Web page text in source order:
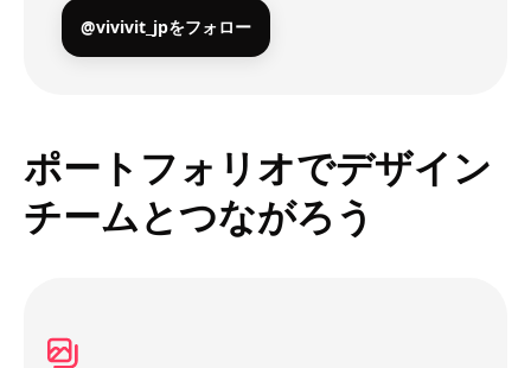
@vivivit_jpをフォロー
ポートフォリオでデザイン
チームとつながろう